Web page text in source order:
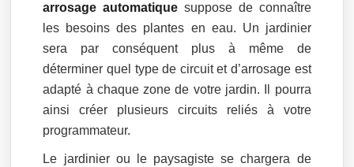
arrosage automatique suppose de connaître
les besoins des plantes en eau. Un jardinier
sera par conséquent plus à même de
déterminer quel type de circuit et d’arrosage est
adapté à chaque zone de votre jardin. Il pourra
ainsi créer plusieurs circuits reliés à votre
programmateur.
Le jardinier ou le paysagiste se chargera de